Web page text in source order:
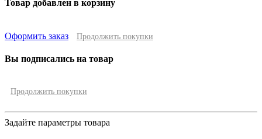
Товар добавлен в корзину
Оформить заказ Продолжить покупки
Вы подписались на товар
Продолжить покупки
Задайте параметры товара